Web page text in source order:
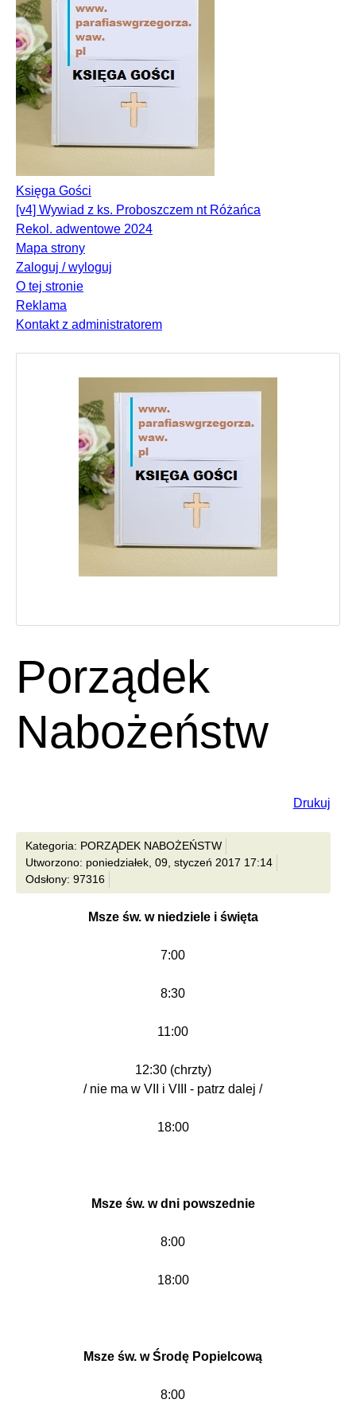
Księga Gości
[v4] Wywiad z ks. Proboszczem nt Różańca
Rekol. adwentowe 2024
Mapa strony
Zaloguj / wyloguj
O tej stronie
Reklama
Kontakt z administratorem
Porządek
Nabożeństw
Drukuj
Kategoria: PORZĄDEK NABOŻEŃSTW
Utworzono: poniedziałek, 09, styczeń 2017 17:14
Odsłony: 97316
Msze św. w niedziele i święta
7:00
8:30
11:00
12:30 (chrzty)
/ nie ma w VII i VIII - patrz dalej /
18:00
Msze św. w dni powszednie
8:00
18:00
Msze św. w Środę Popielcową
8:00